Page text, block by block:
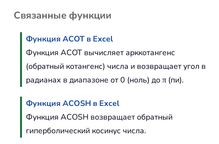
Связанные функции
Функция ACOT в Excel
Функция ACOT вычисляет арккотангенс
(обратный котангенс) числа и возвращает угол в
радианах в диапазоне от 0 (ноль) до π (пи).
Функция ACOSH в Excel
Функция ACOSH возвращает обратный
гиперболический косинус числа.